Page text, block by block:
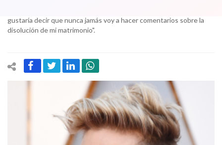
gustaría decir que nunca jamás voy a hacer comentarios sobre la
disolución de mi matrimonio".